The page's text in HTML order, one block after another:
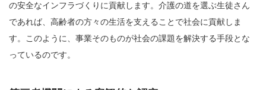
の安全なインフラづくりに貢献します。介護の道を選ぶ生徒さん
であれば、高齢者の方々の生活を支えることで社会に貢献しま
す。このように、事業そのものが社会の課題を解決する手段とな
っているのです。